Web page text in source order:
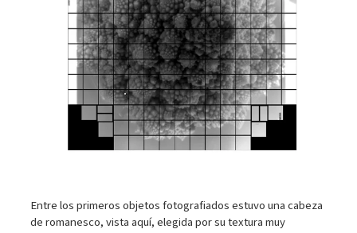
Entre los primeros objetos fotografiados estuvo una cabeza
de romanesco, vista aquí, elegida por su textura muy